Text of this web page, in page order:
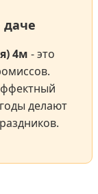
даче
4м - это
делают